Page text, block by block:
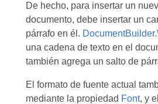
De hecho, para insertar un
documento, debe insertar un
párrafo en él.
una cadena de texto en el
también agrega un salto de
El formato de fuente actual
mediante la propiedad Font, y